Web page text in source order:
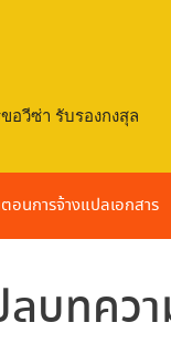
อวีซ่า รับรองกงสุล
อนการจ้างแปลเอกสาร
บทคว